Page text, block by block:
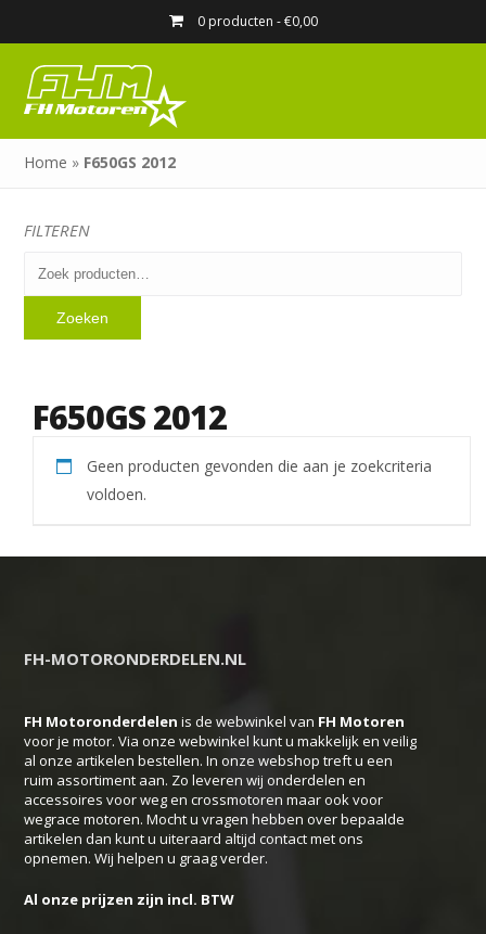
0 producten -€0,00
Home » F650GS 2012
FILTEREN
Zoeken
naar:
Zoeken
F650GS 2012
Geen producten gevonden die aan je zoekcriteria
voldoen.
FH-MOTORONDERDELEN.NL
FH Motoronderdelen is de webwinkel van FH Motoren
voor je motor. Via onze webwinkel kunt u makkelijk en veilig
al onze artikelen bestellen. In onze webshop treft u een
ruim assortiment aan. Zo leveren wij onderdelen en
accessoires voor weg en crossmotoren maar ook voor
wegrace motoren. Mocht u vragen hebben over bepaalde
artikelen dan kunt u uiteraard altijd contact met ons
opnemen. Wij helpen u graag verder.
Al onze prijzen zijn incl. BTW